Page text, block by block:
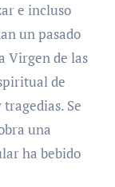
e incluso
un pasado
Virgen de las
de
Se
una
ha bebido